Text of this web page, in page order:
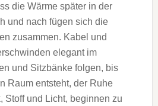
die Wärme später in der
und nach fügen sich die
zusammen. Kabel und
elegant im
und Sitzbänke folgen, bis
Raum entsteht, der Ruhe
Stoff und Licht, beginnen zu